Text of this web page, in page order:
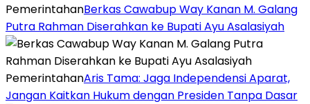
PemerintahanBerkas Cawabup Way Kanan M. Galang
Putra Rahman Diserahkan ke Bupati Ayu Asalasiyah
PemerintahanAris Tama: Jaga Independensi Aparat,
Jangan Kaitkan Hukum dengan Presiden Tanpa Dasar